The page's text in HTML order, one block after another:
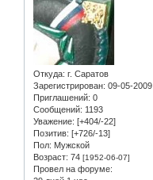
Откуда: г. Саратов
Зарегистрирован: 09-05-2009
Приглашений: 0
Сообщений: 1193
Уважение: [+404/-22]
Позитив: [+726/-13]
Пол: Мужской
Возраст: 74 [1952-06-07]
Провел на форуме: